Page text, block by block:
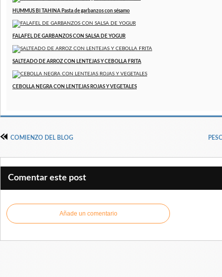
HUMMUS BI TAHINA Pasta de garbanzos con sésamo
FALAFEL DE GARBANZOS CON SALSA DE YOGUR
SALTEADO DE ARROZ CON LENTEJAS Y CEBOLLA FRITA
CEBOLLA NEGRA CON LENTEJAS ROJAS Y VEGETALES
COMIENZO DEL BLOG
Comentar este post
Añade un comentario